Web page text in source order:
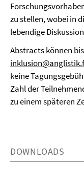
zu stellen, wobei in
lebendige
Abstracts können
keine
Zahl der
zu einem späteren
DOWNLOADS